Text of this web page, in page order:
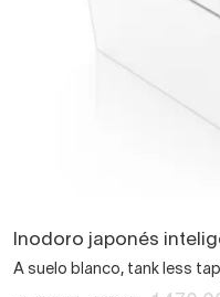
Inodoro japonés
A suelo blanco, tank less